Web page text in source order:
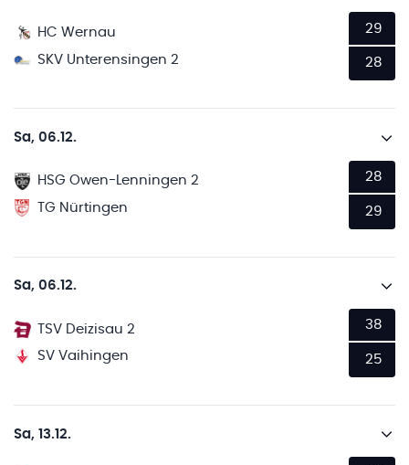
HC Wernau
SKV Unterensingen 2
29
28
Sa, 06.12.
HSG Owen-Lenningen 2
TG Nürtingen
28
29
Sa, 06.12.
TSV Deizisau 2
SV Vaihingen
38
25
Sa, 13.12.